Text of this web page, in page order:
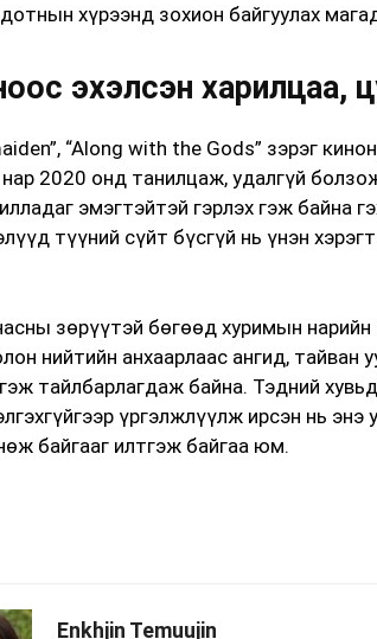
хүрээнд зохион байгуулах
эхэлсэн харилцаа,
“Along with the Gods” зэрэг
2020 онд танилцаж, удалгүй
эмэгтэйтэй гэрлэх гэж байна
түүний сүйт бүсгүй нь үнэн
зөрүүтэй бөгөөд хуримын
нийтийн анхаарлаас ангид, тайван
тайлбарлагдаж байна. Тэдний
үргэлжлүүлж ирсэн нь
байгааг илтгэж байгаа юм.
Enkhjin Temuujin